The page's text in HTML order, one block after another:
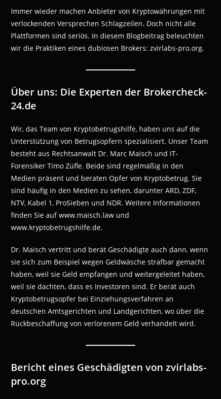
Immer wieder machen Anbieter von Kryptowährungen mit
verlockenden Versprechen Schlagzeilen. Doch nicht alle
Plattformen sind seriös. In diesem Blogbeitrag beleuchten
wir die Praktiken eines dubiosen Brokers: zvirlabs-pro.org.
Über uns: Die Experten der Brokercheck-
24.de
Wir, das Team von Kryptobetrugshilfe, haben uns auf die
Unterstützung von Betrugsopfern spezialisiert. Unser Team
besteht aus Rechtsanwalt Dr. Marc Maisch und IT-
Forensiker Timo Züfle. Beide sind regelmäßig in den
Medien präsent und beraten Opfer von Kryptobetrug. Sie
sind häufig in den Medien zu sehen, darunter ARD, ZDF,
NTV, Kabel 1, ProSieben und NDR. Weitere Informationen
finden Sie auf www.maisch.law und
www.kryptobetrugshilfe.de.
Dr. Maisch vertritt und berät Geschädigte auch dann, wenn
sie sich zum Beispiel wegen Geldwäsche strafbar gemacht
haben, weil sie Geld empfangen und weitergeleitet haben,
weil sie dachten, dass es Investoren sind. Er berät auch
Kryptobetrugsopfer bei Einziehungsverfahren an
deutschen Amtsgerichten und Landgerichten, wo über die
Rückbeschaffung von verlorenem Geld verhandelt wird.
Bericht eines Geschädigten von zvirlabs-
pro.org